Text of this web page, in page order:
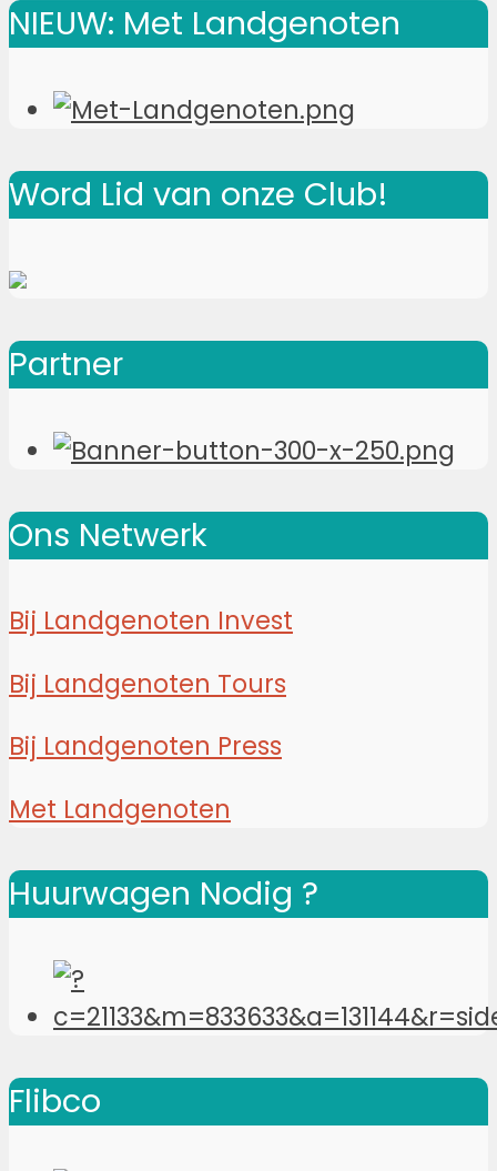
NIEUW: Met Landgenoten
Word Lid van onze Club!
Partner
Ons Netwerk
Bij Landgenoten Invest
Bij Landgenoten Tours
Bij Landgenoten Press
Met Landgenoten
Huurwagen Nodig ?
Flibco